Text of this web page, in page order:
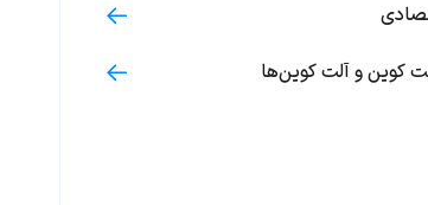
کوین و آلت کوین‌ها